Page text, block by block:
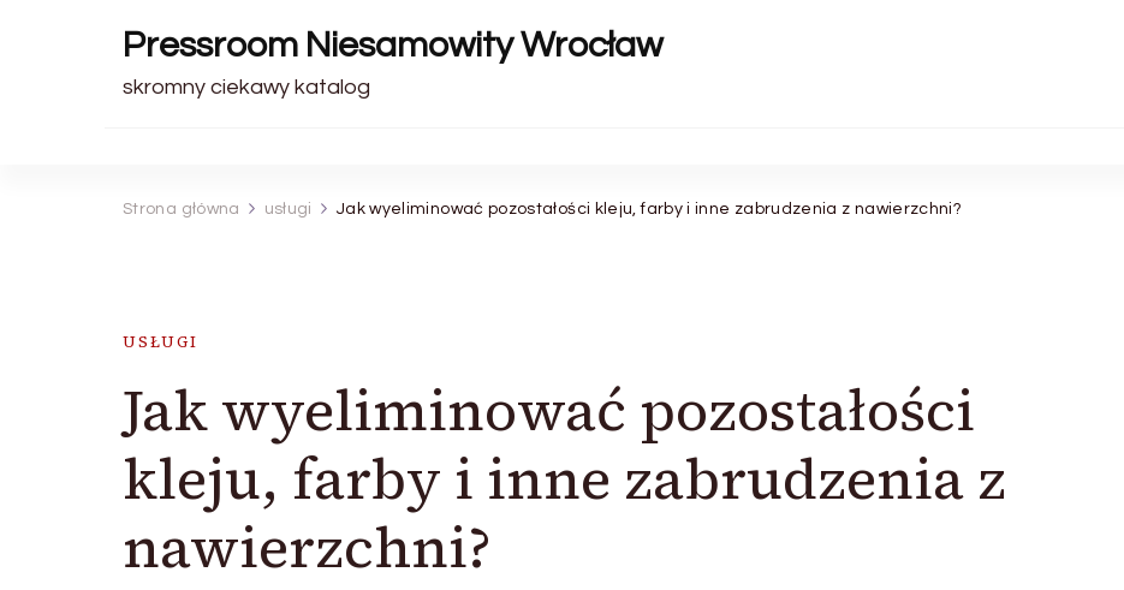
Pressroom Niesamowity Wrocław
skromny ciekawy katalog
Strona główna usługi Jak wyeliminować pozostałości kleju, farby i inne zabrudzenia z nawierzchni?
USŁUGI
Jak wyeliminować pozostałości
kleju, farby i inne zabrudzenia z
nawierzchni?